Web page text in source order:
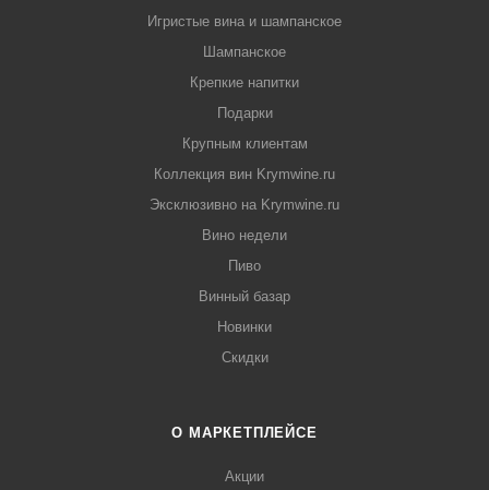
Игристые вина и шампанское
Шампанское
Крепкие напитки
Подарки
Крупным клиентам
Коллекция вин Krymwine.ru
Эксклюзивно на Krymwine.ru
Вино недели
Пиво
Винный базар
Новинки
Скидки
О МАРКЕТПЛЕЙСЕ
Акции